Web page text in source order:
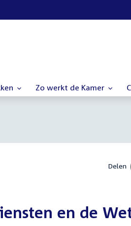
Zo werkt de Kamer
Delen
en de